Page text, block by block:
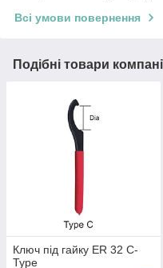
Всі умови повернення
Подібні товари
Ключ під гайку ER 32 С-
Type